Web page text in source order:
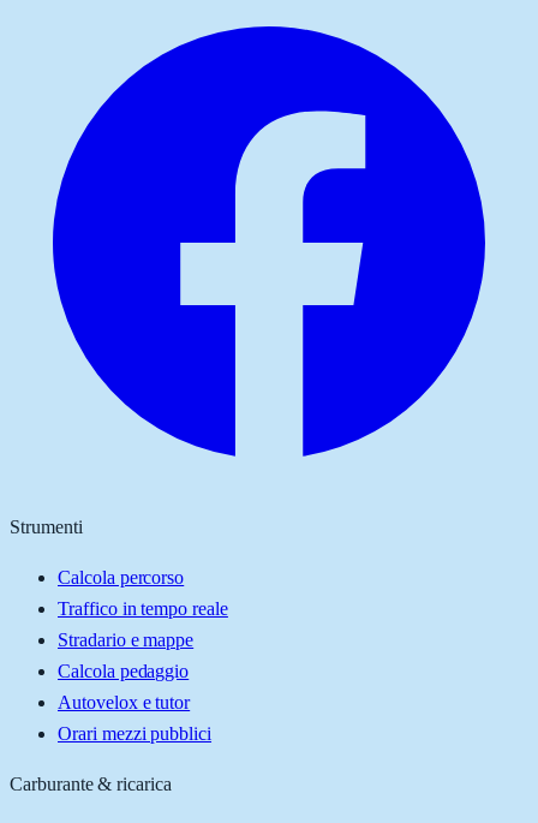
Strumenti
Calcola percorso
Traffico in tempo reale
Stradario e mappe
Calcola pedaggio
Autovelox e tutor
Orari mezzi pubblici
Carburante & ricarica